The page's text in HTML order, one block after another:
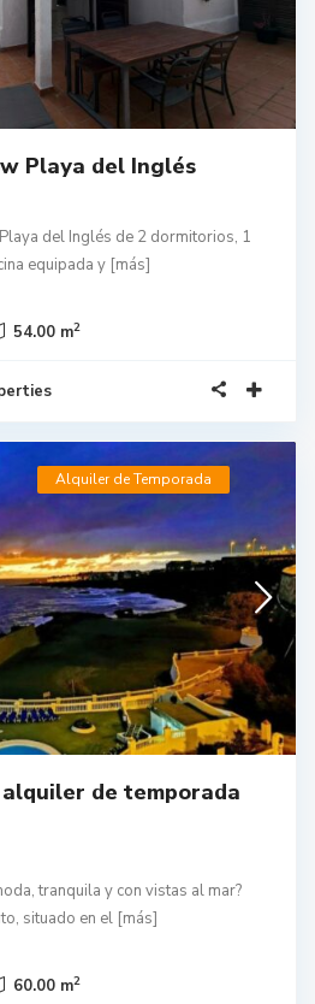
Playa del Inglés
del Inglés de 2 dormitorios, 1
equipada y [más]
54.00 m2
Alquiler de Temporada
de temporada
tranquila y con vistas al mar?
situado en el [más]
60.00 m2